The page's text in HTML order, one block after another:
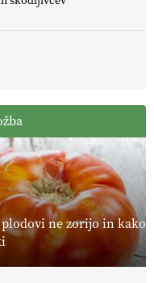
ne zorijo in kako